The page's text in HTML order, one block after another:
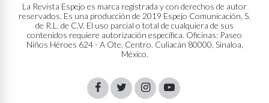
La Revista Espejo es marca registrada y con derechos de autor
reservados. Es una producción de 2019 Espejo Comunicación, S.
de R.L. de C.V. El uso parcial o total de cualquiera de sus
contenidos requiere autorización específica. Oficinas: Paseo
Niños Héroes 624 - A Ote. Centro. Culiacán 80000, Sinaloa,
México.
FacebookTwitterInstagram
Youtube